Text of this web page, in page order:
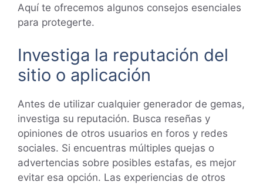
Aquí te ofrecemos algunos consejos esenciales
para protegerte.
Investiga la reputación del
sitio o aplicación
Antes de utilizar cualquier generador de gemas,
investiga su reputación. Busca reseñas y
opiniones de otros usuarios en foros y redes
sociales. Si encuentras múltiples quejas o
advertencias sobre posibles estafas, es mejor
evitar esa opción. Las experiencias de otros